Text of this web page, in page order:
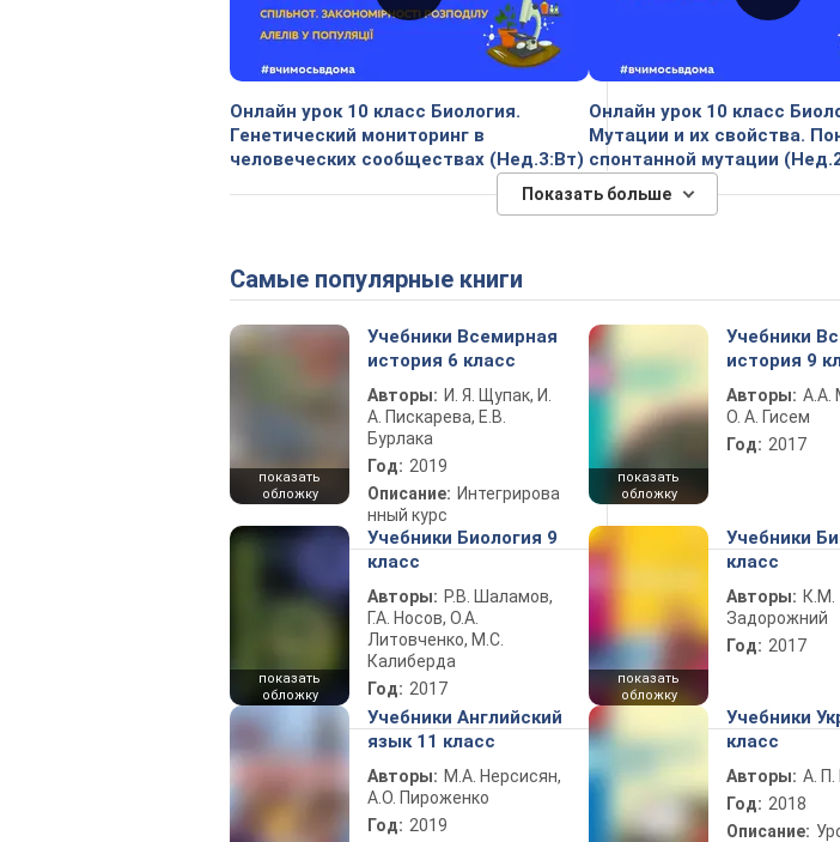
Онлайн урок 10 класс Биология.
Генетический мониторинг в
человеческих сообществах (Нед.3:Вт)
Онлайн урок 10 класс
Мутации и их свойства.
спонтанной мутации
Показать больше
Самые популярные книги
показать
обложку
Учебники Всемирная
история 6 класс
Авторы: И. Я. Щупак, И.
А. Пискарева, Е.В.
Бурлака
Год: 2019
Описание: Интегрирова
нный курс
показать
обложку
Учебники
история 9
Авторы: А.А.
О. А. Гисем
Год: 2017
показать
обложку
Учебники Биология 9
класс
Авторы: Р.В. Шаламов,
Г.А. Носов, О.А.
Литовченко, М.С.
Калиберда
Год: 2017
показать
обложку
Учебники
класс
Авторы: К.М.
Задорожний
Год: 2017
Учебники Английский
язык 11 класс
Авторы: М.А. Нерсисян,
А.О. Пироженко
Год: 2019
Учебники
класс
Авторы: А. П.
Год: 2018
Описание: